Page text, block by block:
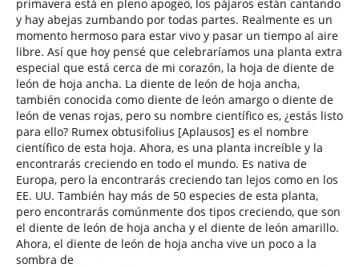
primavera está en pleno apogeo, los pájaros están cantando
y hay abejas zumbando por todas partes. Realmente es un
momento hermoso para estar vivo y pasar un tiempo al aire
libre. Así que hoy pensé que celebraríamos una planta extra
especial que está cerca de mi corazón, la hoja de diente de
león de hoja ancha. La diente de león de hoja ancha,
también conocida como diente de león amargo o diente de
león de venas rojas, pero su nombre científico es, ¿estás listo
para ello? Rumex obtusifolius [Aplausos] es el nombre
científico de esta hoja. Ahora, es una planta increíble y la
encontrarás creciendo en todo el mundo. Es nativa de
Europa, pero la encontrarás creciendo tan lejos como en los
EE. UU. También hay más de 50 especies de esta planta,
pero encontrarás comúnmente dos tipos creciendo, que son
el diente de león de hoja ancha y el diente de león amarillo.
Ahora, el diente de león de hoja ancha vive un poco a la
sombra de